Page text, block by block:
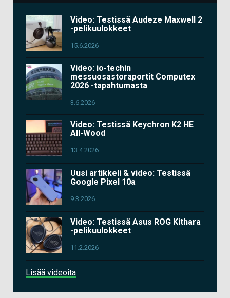
Video: Testissä Audeze Maxwell 2
-pelikuulokkeet
15.6.2026
Video: io-techin
messuosastoraportit Computex
2026 -tapahtumasta
3.6.2026
Video: Testissä Keychron K2 HE
All-Wood
13.4.2026
Uusi artikkeli & video: Testissä
Google Pixel 10a
9.3.2026
Video: Testissä Asus ROG Kithara
-pelikuulokkeet
11.2.2026
Lisää videoita